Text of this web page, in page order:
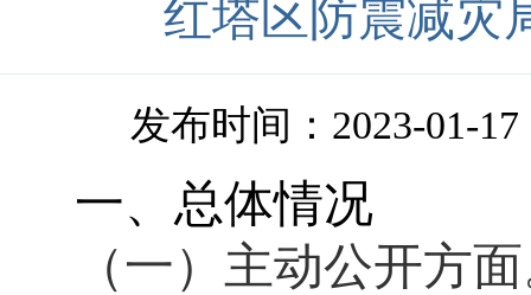
红塔区防震减灾
发布时间：2023-01-17
一、总体情况
（一）主动公开方